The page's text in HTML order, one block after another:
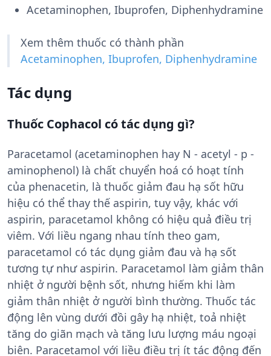
Acetaminophen, Ibuprofen, Diphenhydramine
Xem thêm thuốc có thành phần
Acetaminophen, Ibuprofen, Diphenhydramine
Tác dụng
Thuốc Cophacol có tác dụng gì?
Paracetamol (acetaminophen hay N - acetyl - p -
aminophenol) là chất chuyển hoá có hoạt tính
của phenacetin, là thuốc giảm đau hạ sốt hữu
hiệu có thể thay thế aspirin, tuy vậy, khác với
aspirin, paracetamol không có hiệu quả điều trị
viêm. Với liều ngang nhau tính theo gam,
paracetamol có tác dụng giảm đau và hạ sốt
tương tự như aspirin. Paracetamol làm giảm thân
nhiệt ở người bệnh sốt, nhưng hiếm khi làm
giảm thân nhiệt ở người bình thường. Thuốc tác
động lên vùng dưới đồi gây hạ nhiệt, toả nhiệt
tăng do giãn mạch và tăng lưu lượng máu ngoại
biên. Paracetamol với liều điều trị ít tác động đến